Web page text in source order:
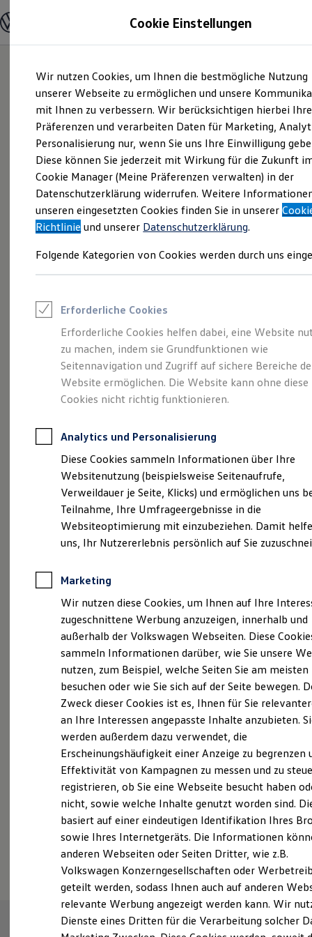
Hauptinhalt
springen
Footer
springen
Modelle und Konfigurator
Modelle vergleichen
Elektroautos
ENERGY Sondermodelle
Nutzfahrzeuge
SUV und CUV
Familienautos
Kombis
Kompaktwagen
Sportwagen
Schnell verfügbare Fahrzeuge
Angebote und Produkte
Aktuelle Angebote
E-Auto-Förderung
Volkswagen Marktplatz
Junge Gebrauchtwagen und Gebrauchtwagen
Saisonangebote
Leasing
Leasing-Angebote
Gebrauchtwagen Leasing
Junge Gebrauchtwagen-Leasing
Elektroauto Leasing
Kleinwagen-Leasing
Leasing ohne Anzahlung
Autokredit mit Schlussrate
Versicherungen und Garantien
Kfz-Versicherung
Restschuldversicherungen
Garantien
Wartungsverträge
Geschäftskunden
Professional Class bei Volkswagen
Großkunden
Behörden
Anpfiff zum Gewinn
Elektroautos
ID. Tutorials
Elektrofahrzeugkonzepte
Reichweite
Reichweite der ID. Modelle
Reichweite im Winter
Laden
Laden unterwegs
Laden Zuhause
Ladezeitensimulator
Batterie
Sicherheit
Garantie und Lebensdauer
Nachhaltigkeit
Technologie
Kosten und Kauf
Verbrauchskosten
Kaufoptionen
E-Auto-Förderung
Software und Konnektivität
Die ID. Software 6
ID. Software Versionen und Updates
Digitale Extras
Schnittstellen zu Ihrem ID.
Die ENERGY
Sondermodelle
Impressum & Rechtliches)
Probefahrt vereinbaren
Fahrzeugangebot anfordern
Serviceanfrage stellen
Cookie Einstellungen
Wir nutzen Cookies, um Ihnen die bestmögliche Nutzung
unserer Webseite zu ermöglichen und unsere
mit Ihnen zu verbessern. Wir berücksichtigen hierbei Ihre
Präferenzen und verarbeiten Daten für Marketing,
Personalisierung nur, wenn Sie uns Ihre Einwilligung
Diese können Sie jederzeit mit Wirkung für die Zukunft
Cookie Manager (Meine Präferenzen verwalten) in der
Datenschutzerklärung widerrufen. Weitere
unseren eingesetzten Cookies finden Sie in unserer
Richtlinie und unserer Datenschutzerklärung.
Folgende Kategorien von Cookies werden durch uns
Erforderliche Cookies
Erforderliche Cookies helfen dabei, eine Website
zu machen, indem sie Grundfunktionen wie
Seitennavigation und Zugriff auf sichere Bereiche
Website ermöglichen. Die Website kann ohne diese
Cookies nicht richtig funktionieren.
Analytics und Personalisierung
Diese Cookies sammeln Informationen über Ihre
Websitenutzung (beispielsweise Seitenaufrufe,
Verweildauer je Seite, Klicks) und ermöglichen uns
Teilnahme, Ihre Umfrageergebnisse in die
Websiteoptimierung mit einzubeziehen. Damit
uns, Ihr Nutzererlebnis persönlich auf Sie
Marketing
Wir nutzen diese Cookies, um Ihnen auf Ihre
zugeschnittene Werbung anzuzeigen, innerhalb und
außerhalb der Volkswagen Webseiten. Diese
sammeln Informationen darüber, wie Sie unsere
nutzen, zum Beispiel, welche Seiten Sie am meisten
besuchen oder wie Sie sich auf der Seite bewegen.
Zweck dieser Cookies ist es, Ihnen für Sie
an Ihre Interessen angepasste Inhalte anzubieten.
werden außerdem dazu verwendet, die
Erscheinungshäufigkeit einer Anzeige zu begrenzen
Effektivität von Kampagnen zu messen und zu
registrieren, ob Sie eine Webseite besucht haben
nicht, sowie welche Inhalte genutzt worden sind.
basiert auf einer eindeutigen Identifikation Ihres
sowie Ihres Internetgeräts. Die Informationen
anderen Webseiten oder Seiten Dritter, wie z.B.
Volkswagen Konzerngesellschaften oder
geteilt werden, sodass Ihnen auch auf anderen
relevante Werbung angezeigt werden kann. Wir
Dienste eines Dritten für die Verarbeitung solcher